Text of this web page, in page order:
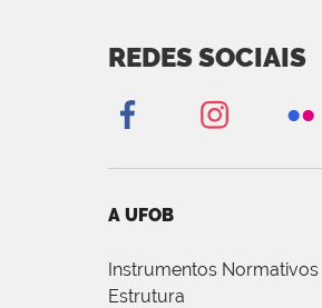
REDES SOCIAIS
A UFOB
Instrumentos Normativos
Estrutura